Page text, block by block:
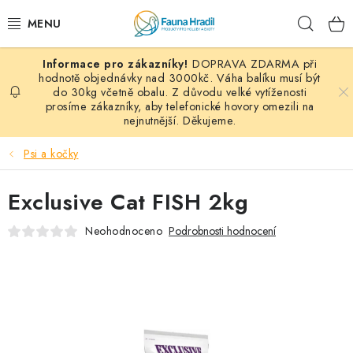
na
PAPOUŠCI A EXOTI
ZRNINY A OBILOVINY
MDM KRMIVA
BLOG
KONTAKT
DOPRAVA ZDARMA při
hodnotě objednávky nad 3000kč. Váha balíku musí být
do 30kg včetně obalu. Z důvodu velké vytíženosti
prosíme zákazníky, aby telefonické hovory omezili na
nejnutnější. Děkujeme.
Psi a kočky
Exclusive Cat FISH 2kg
Neohodnoceno Podrobnosti hodnocení